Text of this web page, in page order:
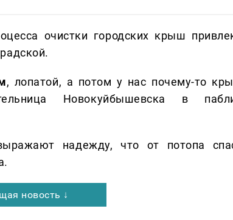
очистки городских крыш
, лопатой, а потом у нас почему-то
Новокуйбышевска в
надежду, что от потопа
новость ↓